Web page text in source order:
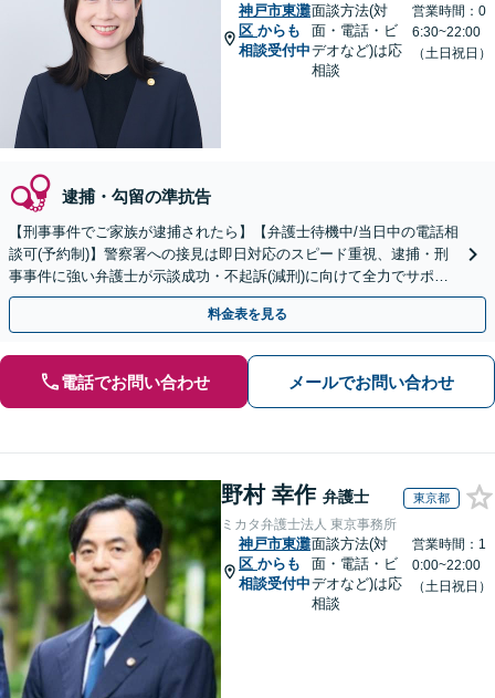
神戸市東灘
区 からも
相談受付中
面談方法(対
面・電話・ビ
デオなど)は応
相談
営業時間：0
6:30~22:00
（土日祝日）
逮捕・勾留の準抗告
【刑事事件でご家族が逮捕されたら】【弁護士待機中/当日中の電話相
談可(予約制)】警察署への接見は即日対応のスピード重視、逮捕・刑
事事件に強い弁護士が示談成功・不起訴(減刑)に向けて全力でサポー
トします。【加害者側の相談専門】
料金表を見る
電話でお問い合わせ メールでお問い合わせ
野村 幸作 弁護士 東京都
ミカタ弁護士法人 東京事務所
神戸市東灘
区 からも
相談受付中
面談方法(対
面・電話・ビ
デオなど)は応
相談
営業時間：1
0:00~22:00
（土日祝日）